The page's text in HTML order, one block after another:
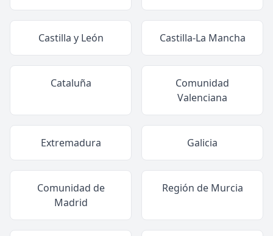
Castilla y León Castilla-La Mancha
Cataluña
Comunidad
Valenciana
Extremadura Galicia
Comunidad de
Madrid
Región de Murcia